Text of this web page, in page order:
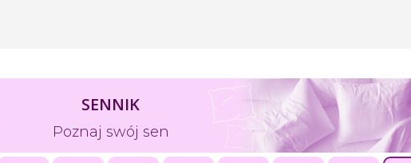
SENNIK
Poznaj swój sen